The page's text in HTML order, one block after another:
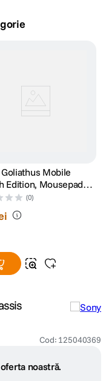
Goliathus Mobile
Mousepad
(0)
Cod: 125040369
noastră.